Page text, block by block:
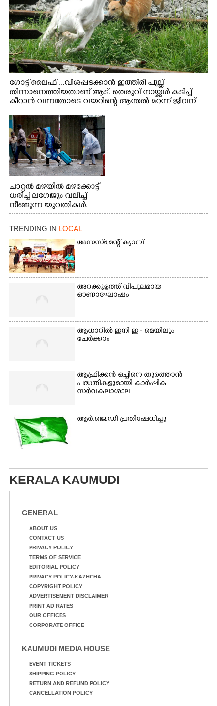
ഗോട്ട് ലൈഫ് ...വിശപ്പടക്കാൻ ഇത്തിരി പുല്ല്
തിന്നാനെത്തിയതാണ് ആട്. തെരുവ് നായ്ക്കൾ കടിച്ച്
കീറാൻ വന്നതോടെ വയറിന്റെ ആന്തൽ മറന്ന് ജീവന്
വേണ്ടിയായി ഓട്ടം. എറണാകുളം വാത്തുരുത്തിയിൽ
നിന്നുള്ള കാഴ്ച
ചാറ്റൽ മഴയിൽ മഴക്കോട്ട്
ധരിച്ച് ലഗേജും വലിച്ച്
നീങ്ങുന്ന യുവതികൾ.
എറണാകുളം മേനകയിൽ
നിന്നുള്ള കാഴ്ച
TRENDING IN LOCAL
അസസ്‌മെന്റ് ക്യാമ്പ്
അറക്കുളത്ത് വിപുലമായ
ഓണാഘോഷം
ആധാറിൽ ഇനി ഇ - മെയിലും
ചേർക്കാം
ആഫ്രിക്കൻ ഒച്ചിനെ തുരത്താൻ
പദ്ധതികളുമായി കാർഷിക
സർവകലാശാല
ആർ.ജെ.ഡി പ്രതിഷേധിച്ചു
KERALA KAUMUDI
GENERAL
ABOUT US
CONTACT US
PRIVACY POLICY
TERMS OF SERVICE
EDITORIAL POLICY
PRIVACY POLICY-KAZHCHA
COPYRIGHT POLICY
ADVERTISEMENT DISCLAIMER
PRINT AD RATES
OUR OFFICES
CORPORATE OFFICE
KAUMUDI MEDIA HOUSE
EVENT TICKETS
SHIPPING POLICY
RETURN AND REFUND POLICY
CANCELLATION POLICY